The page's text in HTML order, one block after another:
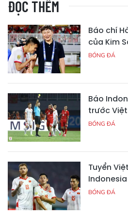
ĐỌC THÊM
Báo chí
của Kim
BÓNG ĐÁ
Báo
trước
BÓNG ĐÁ
Tuyển
BÓNG ĐÁ